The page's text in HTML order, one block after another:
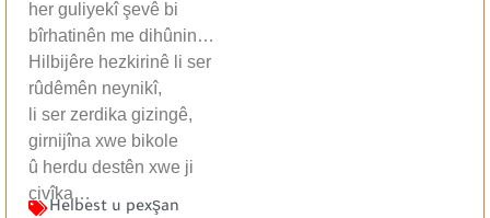
her guliyekî şevê bi
bîrhatinên me dihûnin…
Hilbijêre hezkirinê li ser
rûdêmên neynikî,
li ser zerdika gizingê,
girnijîna xwe bikole
û herdu destên xwe ji
çivîka…
Helbest u pexşan